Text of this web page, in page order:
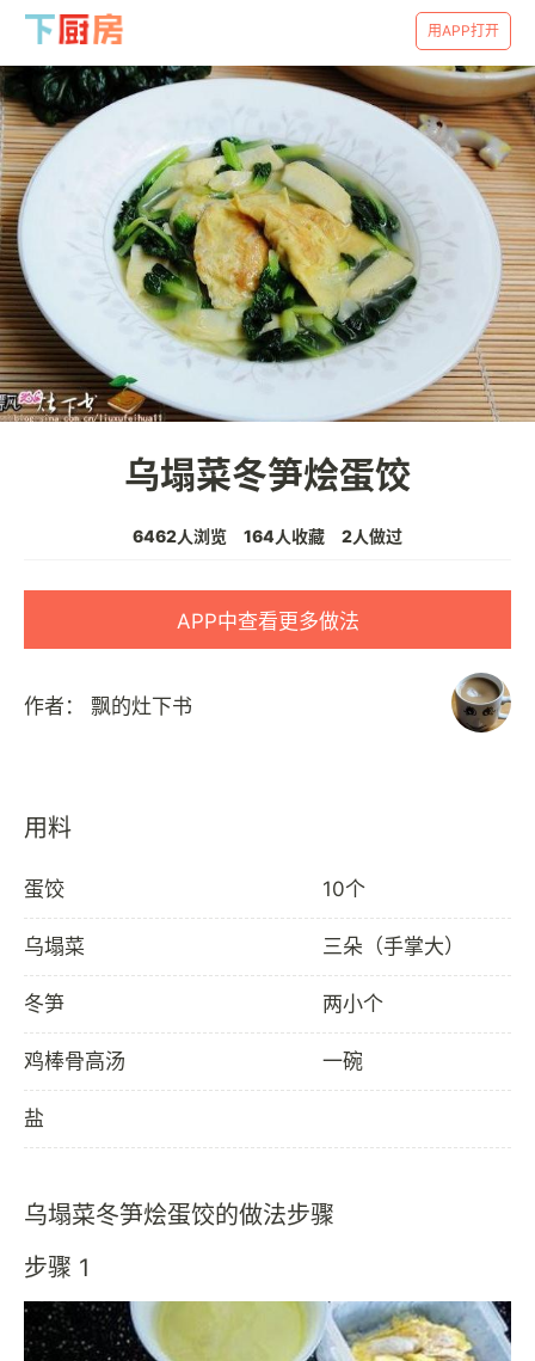
用APP打开
乌塌菜冬笋烩蛋饺
6462人浏览 164人收藏 2人做过
APP中查看更多做法
作者： 飘的灶下书
用料
蛋饺 10个
乌塌菜 三朵（手掌大）
冬笋 两小个
鸡棒骨高汤 一碗
盐
乌塌菜冬笋烩蛋饺的做法步骤
步骤 1